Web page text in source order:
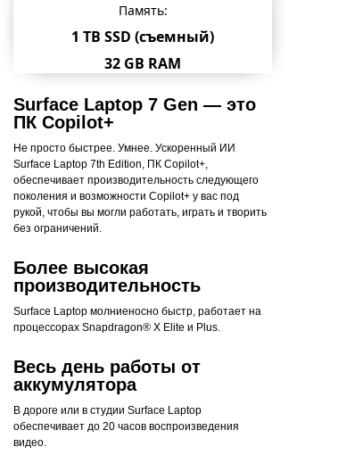
Память:
1 TB SSD (съемный)
32 GB RAM
Surface Laptop 7 Gen — это
ПК Copilot+
Не просто быстрее. Умнее. Ускоренный ИИ
Surface Laptop 7th Edition, ПК Copilot+,
обеспечивает производительность следующего
поколения и возможности Copilot+ у вас под
рукой, чтобы вы могли работать, играть и творить
без ограничений.
Более высокая
производительность
Surface Laptop молниеносно быстр, работает на
процессорах Snapdragon® X Elite и Plus.
Весь день работы от
аккумулятора
В дороге или в студии Surface Laptop
обеспечивает до 20 часов воспроизведения
видео.